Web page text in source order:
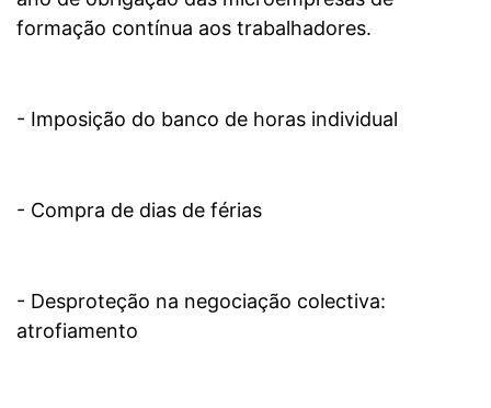
formação contínua aos trabalhadores.
- Imposição do banco de horas individual
- Compra de dias de férias
- Desproteção na negociação colectiva:
atrofiamento